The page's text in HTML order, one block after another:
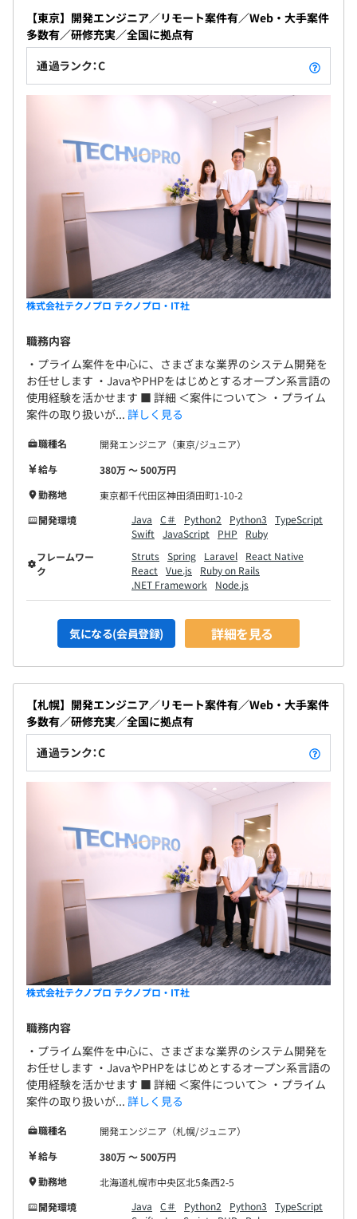
【東京】開発エンジニア／リモート案件有／Web・大手案件
多数有／研修充実／全国に拠点有
通過ランク：C
株式会社テクノプロ テクノプロ・IT社
職務内容
・プライム案件を中心に、さまざまな業界のシステム開発を
お任せします ・JavaやPHPをはじめとするオープン系言語の
使用経験を活かせます ■ 詳細 ＜案件について＞ ・プライム
案件の取り扱いが... 詳しく見る
職種名
開発エンジニア（東京/ジュニア）
給与
380万 〜 500万円
勤務地
東京都千代田区神田須田町1-10-2
開発環境
Java C＃ Python2 Python3
TypeScript
Swift
JavaScript PHP
Ruby
フレームワー
ク
Struts Spring Laravel
React Native
React
Vue.js
Ruby on Rails
.NET Framework
Node.js
気になる(会員登録) 詳細を見る
【札幌】開発エンジニア／リモート案件有／Web・大手案件
多数有／研修充実／全国に拠点有
通過ランク：C
株式会社テクノプロ テクノプロ・IT社
職務内容
・プライム案件を中心に、さまざまな業界のシステム開発を
お任せします ・JavaやPHPをはじめとするオープン系言語の
使用経験を活かせます ■ 詳細 ＜案件について＞ ・プライム
案件の取り扱いが... 詳しく見る
職種名
開発エンジニア（札幌/ジュニア）
給与
380万 〜 500万円
勤務地
北海道札幌市中央区北5条西2-5
開発環境
Java C＃ Python2 Python3
TypeScript